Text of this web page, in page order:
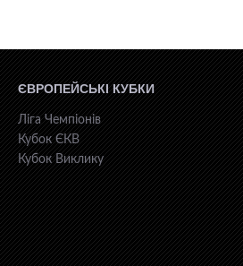
ЄВРОПЕЙСЬКІ КУБКИ
Ліга Чемпіонів
Кубок ЄКВ
Кубок Виклику